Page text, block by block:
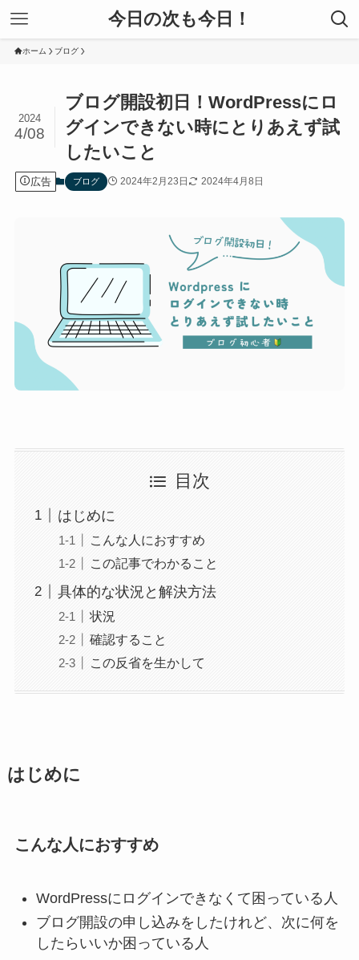
今日の次も今日！
ホーム ブログ
ブログ開設初日！WordPressにロ
グインできない時にとりあえず試
したいこと
2024
4/08
広告 ブログ 2024年2月23日 2024年4月8日
目次
はじめに
こんな人におすすめ
この記事でわかること
具体的な状況と解決方法
状況
確認すること
この反省を生かして
はじめに
こんな人におすすめ
WordPressにログインできなくて困っている人
ブログ開設の申し込みをしたけれど、次に何を
したらいいか困っている人